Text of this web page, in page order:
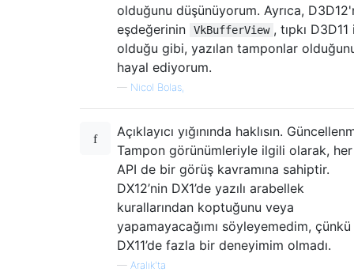
olduğunu düşünüyorum. Ayrıca,
eşdeğerinin
VkBufferView , tıpkı
olduğu gibi, yazılan tamponlar
hayal ediyorum.
— Nicol Bolas,
Açıklayıcı yığınında haklısın.
Tampon görünümleriyle ilgili olarak,
API de bir görüş kavramına sahiptir.
DX12’nin DX1’de yazılı arabellek
kurallarından koptuğunu veya
yapamayacağımı söyleyemedim, çünkü
DX11’de fazla bir deneyimim olmadı.
— Aralık'ta